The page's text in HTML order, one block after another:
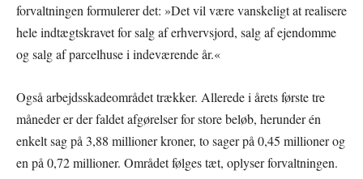
forvaltningen formulerer det: »Det vil være vanskeligt at realisere
hele indtægtskravet for salg af erhvervsjord, salg af ejendomme
og salg af parcelhuse i indeværende år.«
Også arbejdsskadeområdet trækker. Allerede i årets første tre
måneder er der faldet afgørelser for store beløb, herunder én
enkelt sag på 3,88 millioner kroner, to sager på 0,45 millioner og
en på 0,72 millioner. Området følges tæt, oplyser forvaltningen.